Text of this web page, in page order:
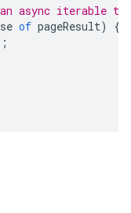
async iterable
of pageResult)
{